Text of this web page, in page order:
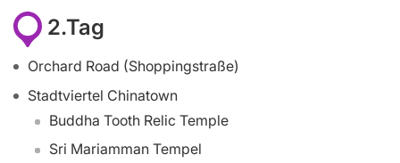
2.Tag
Orchard Road (Shoppingstraße)
Stadtviertel Chinatown
Buddha Tooth Relic Temple
Sri Mariamman Tempel